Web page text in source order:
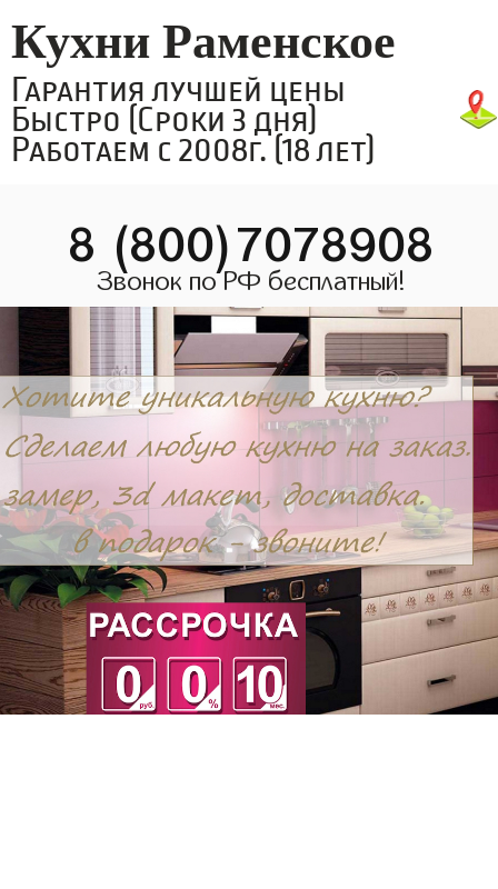
Кухни Раменское
Гарантия лучшей цены
Быстро (Сроки 3 дня)
Работаем с 2008г. (18 лет)
8 (800)7078908
Звонок по РФ бесплатный!